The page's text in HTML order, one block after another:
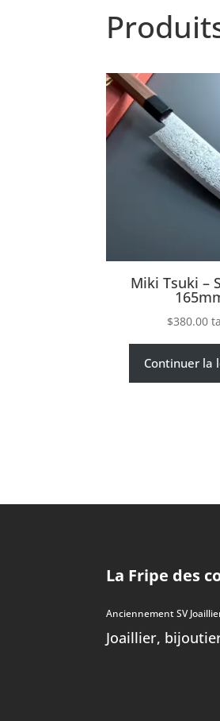
Miki Tsuki –
$380.00
Continuer la
La Fripe des
Anciennement SV
Joaillier,